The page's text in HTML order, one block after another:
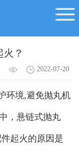
？
2022-07-20
环境,避免抛丸机
，悬链式抛丸
起火的原因是